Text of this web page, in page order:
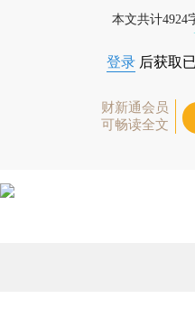
本文共计4924
登录 后获取
财新通会员
可畅读全文